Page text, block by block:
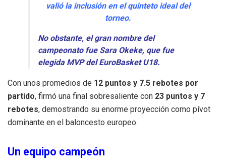
valió la inclusión en el quinteto ideal del
torneo.
No obstante, el gran nombre del
campeonato fue Sara Okeke, que fue
elegida MVP del EuroBasket U18.
Con unos promedios de 12 puntos y 7.5 rebotes por
partido, firmó una final sobresaliente con 23 puntos y 7
rebotes, demostrando su enorme proyección como pívot
dominante en el baloncesto europeo.
Un equipo campeón